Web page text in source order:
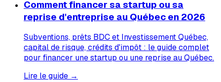
Comment financer sa startup ou sa
reprise d'entreprise au Québec en 2026
Subventions, prêts BDC et Investissement Québec,
capital de risque, crédits d'impôt : le guide complet
pour financer une startup ou une reprise au Québec.
Lire le guide →